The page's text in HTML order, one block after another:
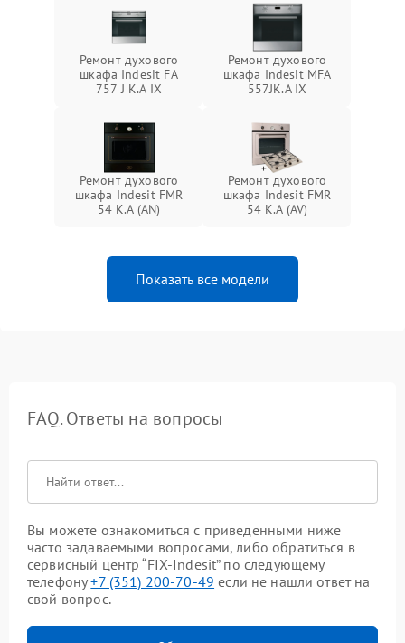
Ремонт духового
шкафа Indesit FA
757 J K.A IX
Ремонт духового
шкафа Indesit MFA
557JK.A IX
Ремонт духового
шкафа Indesit FMR
54 K.A (AN)
Ремонт духового
шкафа Indesit FMR
54 K.A (AV)
Показать все модели
FAQ. Ответы на вопросы
Вы можете ознакомиться с приведенными ниже
часто задаваемыми вопросами, либо обратиться в
сервисный центр “FIX-Indesit” по следующему
телефону+7 (351) 200-70-49 если не нашли ответ на
свой вопрос.